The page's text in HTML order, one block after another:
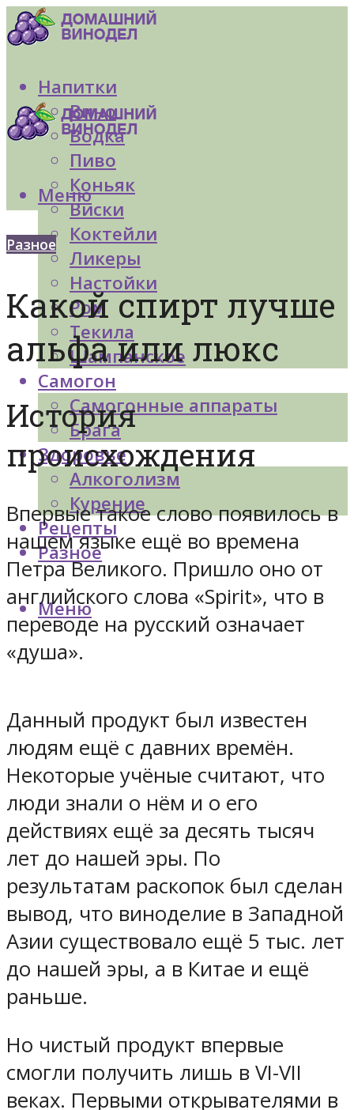
Напитки
Вино
Водка
Пиво
Коньяк
Виски
Коктейли
Ликеры
Настойки
Ром
Текила
Шампанское
Самогон
Самогонные аппараты
Брага
Здоровье
Алкоголизм
Курение
Рецепты
Разное
Меню
Меню
Разное
Какой спирт лучше
альфа или люкс
История
происхождения
Впервые такое слово появилось в
нашем языке ещё во времена
Петра Великого. Пришло оно от
английского слова «Spirit», что в
переводе на русский означает
«душа».
Данный продукт был известен
людям ещё с давних времён.
Некоторые учёные считают, что
люди знали о нём и о его
действиях ещё за десять тысяч
лет до нашей эры. По
результатам раскопок был сделан
вывод, что виноделие в Западной
Азии существовало ещё 5 тыс. лет
до нашей эры, а в Китае и ещё
раньше.
Но чистый продукт впервые
смогли получить лишь в VI-VII
веках. Первыми открывателями в